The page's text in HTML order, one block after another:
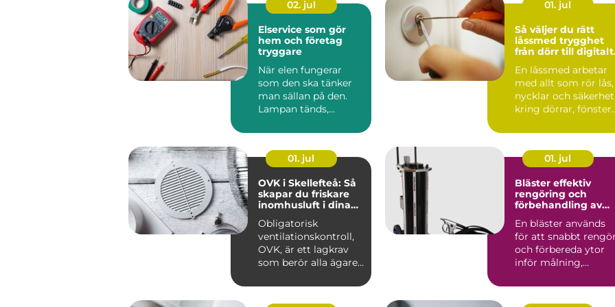
02. jul
Elservice som gör
hem och företag
tryggare
När elen fungerar
som den ska tänker
man sällan på den.
Lampan tänds,
igång och p...
01. jul
Så väljer du rätt
låssmed trygghet
från dörr till digitalt
En låssmed arbetar
med allt som rör lås,
nycklar och säkerhet
kring dörrar, fönster
01. jul
OVK i Skellefteå: Så
skapar du friskare
inomhusluft i dina
Obligatorisk
ventilationskontroll,
OVK, är ett lagkrav
som berör alla ägare
01. jul
Bläster effektiv
rengöring och
förbehandling av
En bläster används
för att snabbt
och förbereda ytor
inför målning,
be...